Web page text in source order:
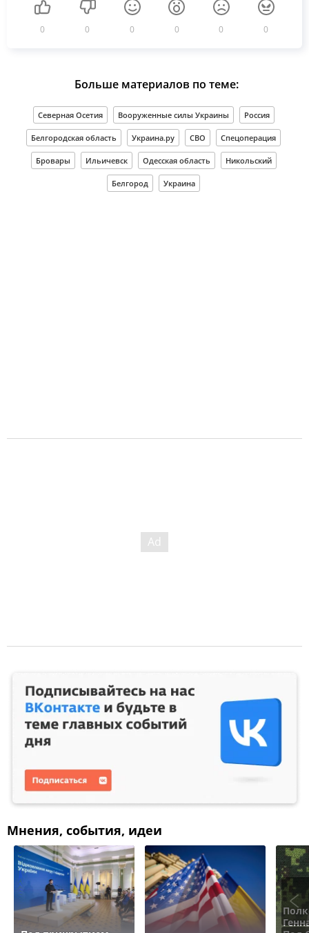
0 0 0 0 0 0
Больше материалов по теме:
Северная Осетия Вооруженные силы Украины Россия
Белгородская область Украина.ру СВО Спецоперация
Бровары Ильичевск Одесская область Никольский
Белгород Украина
Мнения, события, идеи